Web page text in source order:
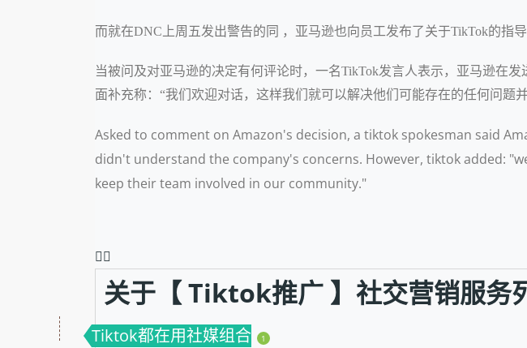
而就在DNC上周五发出警告的同 ，亚马逊也向员工发布了关于TikTok的指
当被问及对亚马逊的决定有何评论时，一名TikTok发言人表示，亚马逊在
面补充称：“我们欢迎对话，这样我们就可以解决他们可能存在的任何问题
Asked to comment on Amazon's decision, a tiktok spokesman said
didn't understand the company's concerns. However, tiktok added:
keep their team involved in our community."
❤️‍🔥
关于【 Tiktok推广 】社交营销服务
Tiktok都在用社媒组合 1